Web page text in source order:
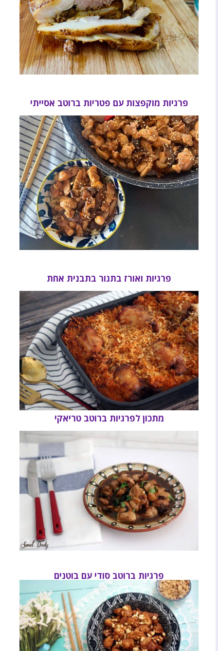
פרגיות מוקפצות עם פטריות ברוטב אסייתי
פרגיות ואורז בתנור בתבנית אחת
מתכון לפרגיות ברוטב טריאקי
פרגיות ברוטב סודי עם בוטנים